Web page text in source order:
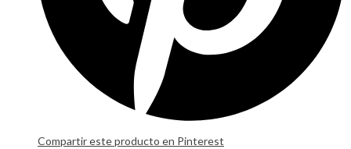
Compartir este producto en Pinterest